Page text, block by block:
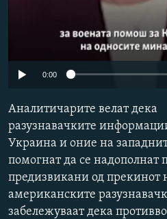
0:00
Аналитичарите велат дека
разузнавачките
Украина и оние на
помогнат да се надополнат
предизвикани од прекинот
американските
забележуваат дека